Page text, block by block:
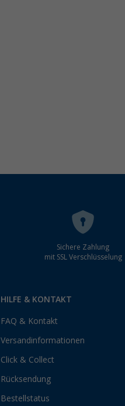
Sichere Zahlung
mit SSL Verschlüsselung
HILFE & KONTAKT
FAQ & Kontakt
Versandinformationen
Click & Collect
Rücksendung
Bestellstatus